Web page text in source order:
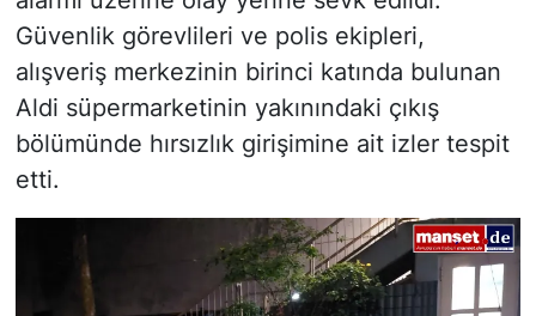
Güvenlik görevlileri ve polis ekipleri,
alışveriş merkezinin birinci katında bulunan
Aldi süpermarketinin yakınındaki çıkış
bölümünde hırsızlık girişimine ait izler tespit
etti.